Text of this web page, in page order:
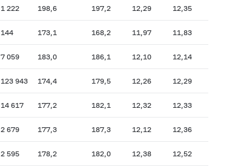
1 222 198,6 197,2 12,29 12,35
144 173,1 168,2 11,97 11,83
7 059 183,0 186,1 12,10 12,14
123 943 174,4 179,5 12,26 12,29
14 617 177,2 182,1 12,32 12,33
2 679 177,3 187,3 12,12 12,36
2 595 178,2 182,0 12,38 12,52